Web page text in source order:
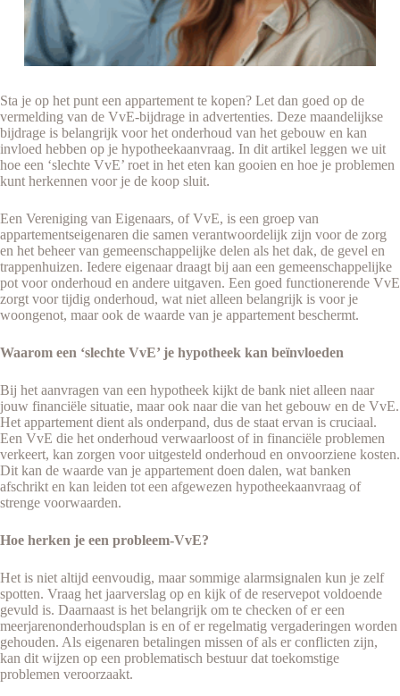
Sta je op het punt een appartement te kopen? Let dan goed op de
vermelding van de VvE-bijdrage in advertenties. Deze maandelijkse
bijdrage is belangrijk voor het onderhoud van het gebouw en kan
invloed hebben op je hypotheekaanvraag. In dit artikel leggen we uit
hoe een ‘slechte VvE’ roet in het eten kan gooien en hoe je problemen
kunt herkennen voor je de koop sluit.
Een Vereniging van Eigenaars, of VvE, is een groep van
appartementseigenaren die samen verantwoordelijk zijn voor de zorg
en het beheer van gemeenschappelijke delen als het dak, de gevel en
trappenhuizen. Iedere eigenaar draagt bij aan een gemeenschappelijke
pot voor onderhoud en andere uitgaven. Een goed functionerende VvE
zorgt voor tijdig onderhoud, wat niet alleen belangrijk is voor je
woongenot, maar ook de waarde van je appartement beschermt.
Waarom een ‘slechte VvE’ je hypotheek kan beïnvloeden
Bij het aanvragen van een hypotheek kijkt de bank niet alleen naar
jouw financiële situatie, maar ook naar die van het gebouw en de VvE.
Het appartement dient als onderpand, dus de staat ervan is cruciaal.
Een VvE die het onderhoud verwaarloost of in financiële problemen
verkeert, kan zorgen voor uitgesteld onderhoud en onvoorziene kosten.
Dit kan de waarde van je appartement doen dalen, wat banken
afschrikt en kan leiden tot een afgewezen hypotheekaanvraag of
strenge voorwaarden.
Hoe herken je een probleem-VvE?
Het is niet altijd eenvoudig, maar sommige alarmsignalen kun je zelf
spotten. Vraag het jaarverslag op en kijk of de reservepot voldoende
gevuld is. Daarnaast is het belangrijk om te checken of er een
meerjarenonderhoudsplan is en of er regelmatig vergaderingen worden
gehouden. Als eigenaren betalingen missen of als er conflicten zijn,
kan dit wijzen op een problematisch bestuur dat toekomstige
problemen veroorzaakt.